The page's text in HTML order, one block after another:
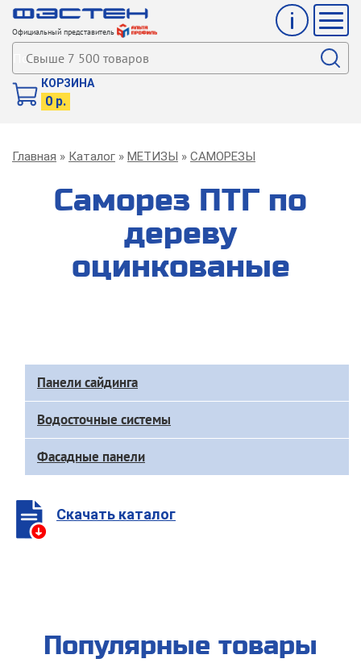
Официальный представитель
Инфо
Поиск
КОРЗИНА
0 р.
Строка
Главная Каталог МЕТИЗЫ САМОРЕЗЫ
Саморез ПТГ по
дереву
оцинкованые
Доп
меню
каталога
Панели сайдинга
Водосточные системы
Фасадные панели
Скачать каталог
Популярные товары